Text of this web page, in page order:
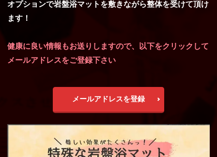
オプションで岩盤浴マットを敷きながら整体を受けて頂け
ます！
健康に良い情報もお送りしますので、以下をクリックして
メールアドレスをご登録下さい
メールアドレスを登録